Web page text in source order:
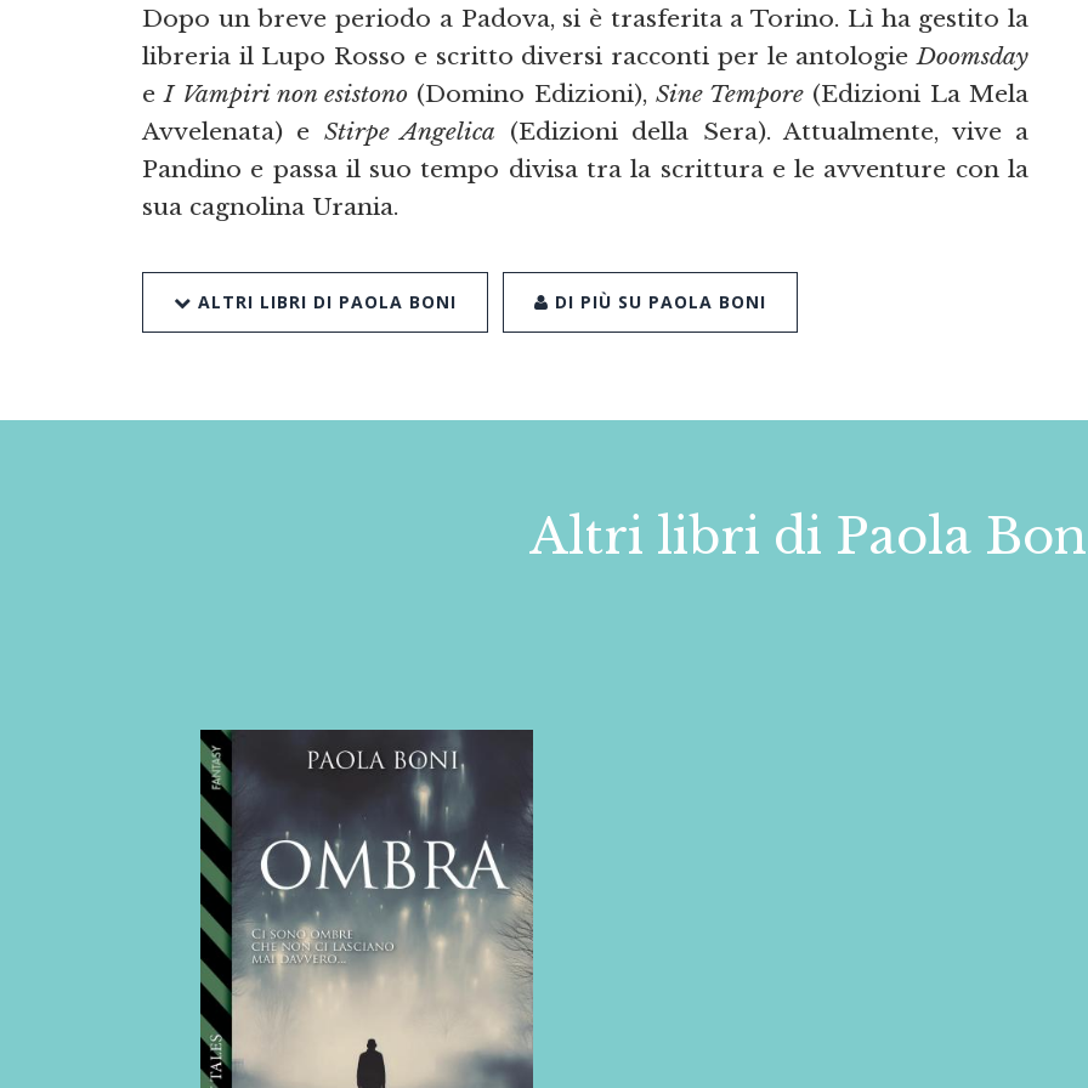
Dopo un breve periodo a Padova, si è trasferita a Torino. Lì ha gestito la
libreria il Lupo Rosso e scritto diversi racconti per le antologieDoomsday
eI Vampiri non esistono (Domino Edizioni), Sine Tempore (Edizioni La Mela
Avvelenata) e Stirpe Angelica (Edizioni della Sera). Attualmente, vive a
Pandino e passa il suo tempo divisa tra la scrittura e le avventure con la
sua cagnolina Urania.
ALTRI LIBRI DI PAOLA BONI DI PIÙ SU PAOLA BONI
Altri libri di Paola